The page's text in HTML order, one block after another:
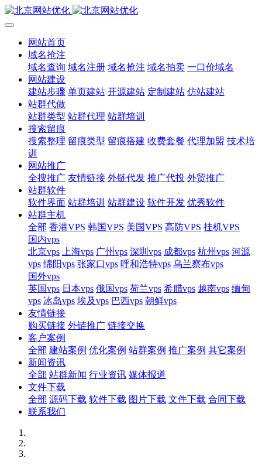
网站首页
域名抢注
域名查询 域名注册 域名抢注 域名拍卖 一口价域名
网站建设
建站步骤 单页建站 开源建站 定制建站 仿站建站
站群代做
站群类型 站群代理 站群培训
搜索留痕
搜索整理 留痕类型 留痕搭建 收费套餐 代理加盟 技术培
训
网站推广
全搜推广 友情链接 外链代发 推广代投 外贸推广
站群软件
软件界面 站群培训 站群建设 软件开发 优秀软件
站群主机
全部 香港VPS 韩国VPS 美国VPS 高防VPS 挂机VPS
国内vps
北京vps
上海vps 广州vps 深圳vps 成都vps 杭州vps 河源
vps 绵阳vps 张家口vps 呼和浩特vps 乌兰察布vps
国外vps
英国vps 日本vps 俄国vps 荷兰vps 希腊vps 越南vps 缅甸
vps 冰岛vps 埃及vps 巴西vps 朝鲜vps
友情链接
购买链接 外链推广 链接交换
客户案例
全部 建站案例 优化案例 站群案例 推广案例 其它案例
新闻资讯
全部 站群新闻 行业资讯 媒体报道
文件下载
全部 源码下载 软件下载 图片下载 文件下载 合同下载
联系我们